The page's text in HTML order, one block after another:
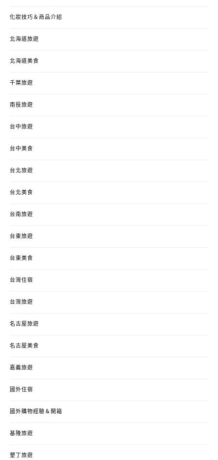
化妝技巧＆商品介紹
北海道旅遊
北海道美食
千葉旅遊
南投旅遊
台中旅遊
台中美食
台北旅遊
台北美食
台南旅遊
台東旅遊
台東美食
台灣住宿
台灣旅遊
名古屋旅遊
名古屋美食
嘉義旅遊
國外住宿
國外購物經驗＆開箱
基隆旅遊
墾丁旅遊